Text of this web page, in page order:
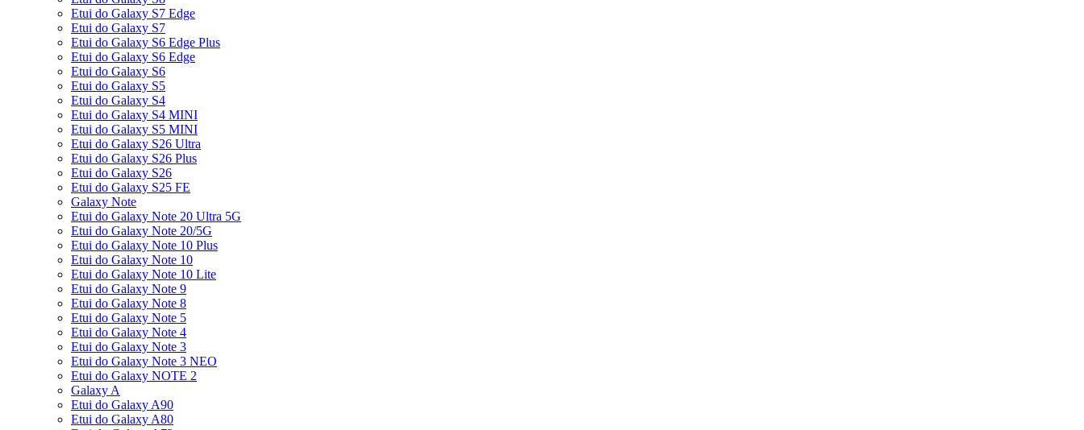
Etui do Galaxy S7 Edge
Etui do Galaxy S7
Etui do Galaxy S6 Edge Plus
Etui do Galaxy S6 Edge
Etui do Galaxy S6
Etui do Galaxy S5
Etui do Galaxy S4
Etui do Galaxy S4 MINI
Etui do Galaxy S5 MINI
Etui do Galaxy S26 Ultra
Etui do Galaxy S26 Plus
Etui do Galaxy S26
Etui do Galaxy S25 FE
Galaxy Note
Etui do Galaxy Note 20 Ultra 5G
Etui do Galaxy Note 20/5G
Etui do Galaxy Note 10 Plus
Etui do Galaxy Note 10
Etui do Galaxy Note 10 Lite
Etui do Galaxy Note 9
Etui do Galaxy Note 8
Etui do Galaxy Note 5
Etui do Galaxy Note 4
Etui do Galaxy Note 3
Etui do Galaxy Note 3 NEO
Etui do Galaxy NOTE 2
Galaxy A
Etui do Galaxy A90
Etui do Galaxy A80